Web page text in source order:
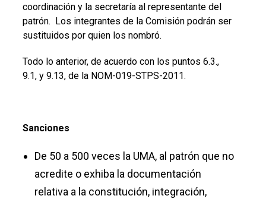
coordinación y la secretaría al representante del
patrón. Los integrantes de la Comisión podrán ser
sustituidos por quien los nombró.
Todo lo anterior, de acuerdo con los puntos 6.3.,
9.1, y 9.13, de la NOM-019-STPS-2011.
Sanciones
De 50 a 500 veces la UMA, al patrón que no
acredite o exhiba la documentación
relativa a la constitución, integración,